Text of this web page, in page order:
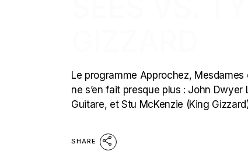
Le programme Approchez, Mesdames
ne s’en fait presque plus : John
Guitare, et Stu McKenzie (King
SHARE